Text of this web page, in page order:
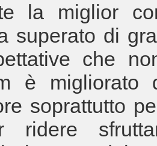
la miglior
superato di
che
è migliorato
soprattutto
ridere